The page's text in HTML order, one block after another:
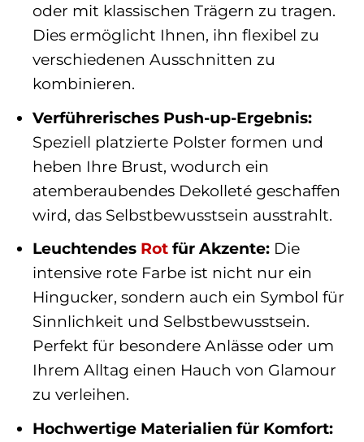
oder mit klassischen Trägern zu tragen.
Dies ermöglicht Ihnen, ihn flexibel zu
verschiedenen Ausschnitten zu
kombinieren.
Verführerisches Push-up-Ergebnis:
Speziell platzierte Polster formen und
heben Ihre Brust, wodurch ein
atemberaubendes Dekolleté geschaffen
wird, das Selbstbewusstsein ausstrahlt.
Leuchtendes Rotfür Akzente:Die
intensive rote Farbe ist nicht nur ein
Hingucker, sondern auch ein Symbol für
Sinnlichkeit und Selbstbewusstsein.
Perfekt für besondere Anlässe oder um
Ihrem Alltag einen Hauch von Glamour
zu verleihen.
Hochwertige Materialien für Komfort: